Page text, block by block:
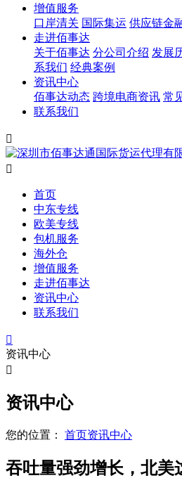
增值服务
口岸清关 国际集运 供应链金
走进佰事达
关于佰事达 分公司介绍 发展
系我们 经典案例
资讯中心
佰事达动态 跨境电商资讯 常
联系我们


首页
中东专线
欧美专线
包机服务
海外仓
增值服务
走进佰事达
资讯中心
联系我们

资讯中心

资讯中心
您的位置： 首页资讯中心
吞吐量强劲增长，北美